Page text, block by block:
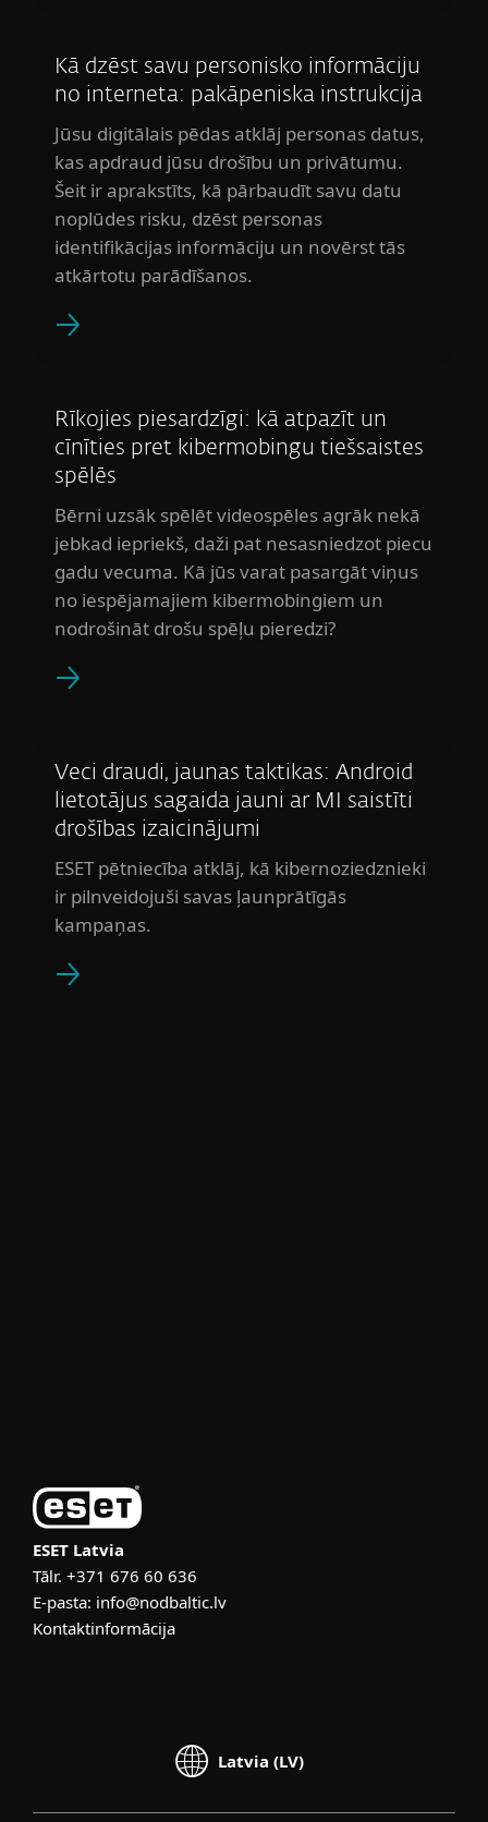
Kā dzēst savu personisko informāciju
no interneta: pakāpeniska instrukcija
Jūsu digitālais pēdas atklāj personas datus,
kas apdraud jūsu drošību un privātumu.
Šeit ir aprakstīts, kā pārbaudīt savu datu
noplūdes risku, dzēst personas
identifikācijas informāciju un novērst tās
atkārtotu parādīšanos.
Rīkojies piesardzīgi: kā atpazīt un
cīnīties pret kibermobingu tiešsaistes
spēlēs
Bērni uzsāk spēlēt videospēles agrāk nekā
jebkad iepriekš, daži pat nesasniedzot piecu
gadu vecuma. Kā jūs varat pasargāt viņus
no iespējamajiem kibermobingiem un
nodrošināt drošu spēļu pieredzi?
Veci draudi, jaunas taktikas: Android
lietotājus sagaida jauni ar MI saistīti
drošības izaicinājumi
ESET pētniecība atklāj, kā kibernoziedznieki
ir pilnveidojuši savas ļaunprātīgās
kampaņas.
ESET Latvia
Tālr. +371 676 60 636
E-pasta: info@nodbaltic.lv
Kontaktinformācija
Latvia (LV)